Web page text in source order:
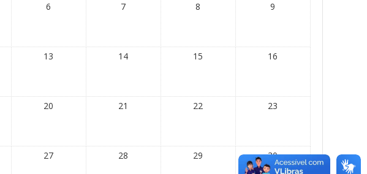
6 7 8 9
13 14 15 16
20 21 22 23
27 28 29 30